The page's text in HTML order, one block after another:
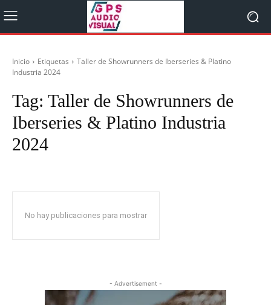
Inicio Etiquetas
Taller de Showrunners de Iberseries & Platino
Industria 2024
Tag: Taller de Showrunners de
Iberseries & Platino Industria
2024
No hay publicaciones para mostrar
- Advertisement -